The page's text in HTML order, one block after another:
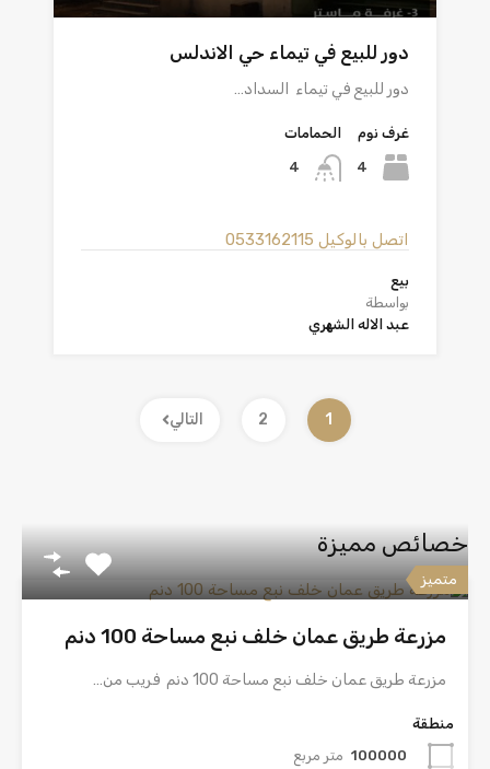
دور للبيع في تيماء حي الاندلس
دور للبيع في تيماء السداد…
غرف نوم
4
الحمامات
4
اتصل بالوكيل 0533162115
بيع
بواسطة
عبد الاله الشهري
1
2 التالي
خصائص مميزة
متميز
مزرعة طريق عمان خلف نبع مساحة 100 دنم
مزرعة طريق عمان خلف نبع مساحة 100 دنم فريب من…
منطقة
100000 متر مربع